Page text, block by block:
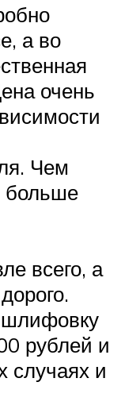
а во
очень
Чем
больше
всего, а
рублей и
случаях и